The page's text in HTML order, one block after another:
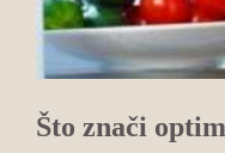
Što znači